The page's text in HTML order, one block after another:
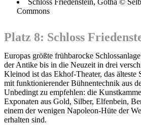
Schloss Friedenstein, Gotha ©
Commons
Platz 8: Schloss
Europas größte frühbarocke
der Antike bis in die Neuzeit in drei
Kleinod ist das Ekhof-Theater, das älteste
mit funktionierender Bühnentechnik aus
Unbedingt zu empfehlen: die
Exponaten aus Gold, Silber, Elfenbein,
einem der wenigen Napoleon-Hüte der
erhalten sind.